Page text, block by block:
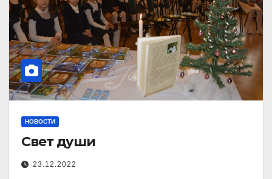
НОВОСТИ
Свет души
23.12.2022